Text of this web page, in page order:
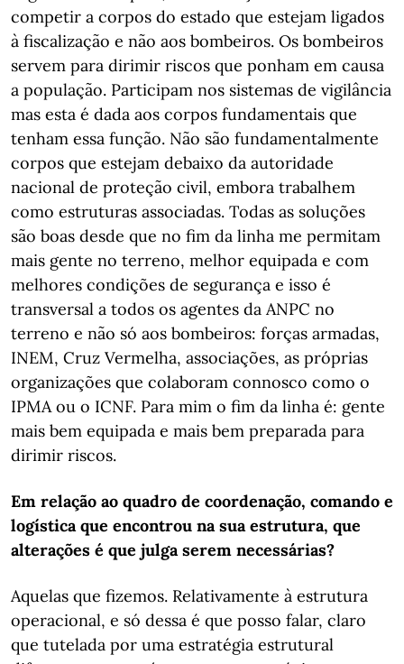
competir a corpos do estado que estejam ligados
à fiscalização e não aos bombeiros. Os bombeiros
servem para dirimir riscos que ponham em causa
a população. Participam nos sistemas de vigilância
mas esta é dada aos corpos fundamentais que
tenham essa função. Não são fundamentalmente
corpos que estejam debaixo da autoridade
nacional de proteção civil, embora trabalhem
como estruturas associadas. Todas as soluções
são boas desde que no fim da linha me permitam
mais gente no terreno, melhor equipada e com
melhores condições de segurança e isso é
transversal a todos os agentes da ANPC no
terreno e não só aos bombeiros: forças armadas,
INEM, Cruz Vermelha, associações, as próprias
organizações que colaboram connosco como o
IPMA ou o ICNF. Para mim o fim da linha é: gente
mais bem equipada e mais bem preparada para
dirimir riscos.
Em relação ao quadro de coordenação, comando e
logística que encontrou na sua estrutura, que
alterações é que julga serem necessárias?
Aquelas que fizemos. Relativamente à estrutura
operacional, e só dessa é que posso falar, claro
que tutelada por uma estratégia estrutural